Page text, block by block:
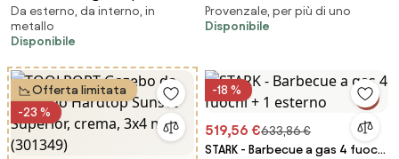
Da esterno, da interno, in
metallo
Disponibile
quadrato
Provenzale, per più di uno
Disponibile
Offerta limitata
-23 %
-18 %
519,56 €633,86 €
STARK - Barbecue a gas 4 fuochi